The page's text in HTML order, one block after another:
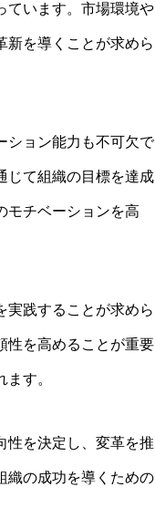
ています。市場環境や
新を導くことが求めら
ション能力も不可欠で
じて組織の目標を達成
モチベーションを高
実践することが求めら
性を高めることが重要
す。
性を決定し、変革を推
織の成功を導くための